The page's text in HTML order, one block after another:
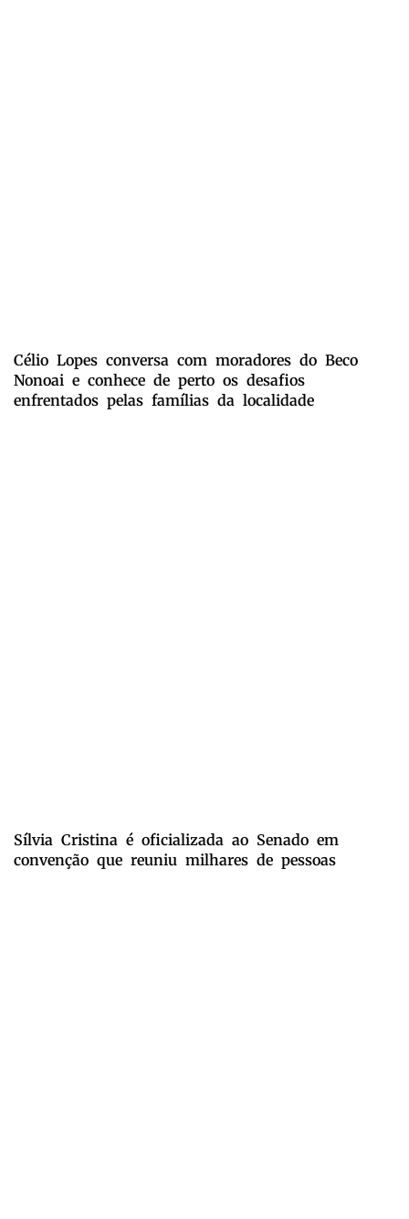
Célio Lopes conversa com moradores do Beco
Nonoai e conhece de perto os desafios
enfrentados pelas famílias da localidade
Sílvia Cristina é oficializada ao Senado em
convenção que reuniu milhares de pessoas